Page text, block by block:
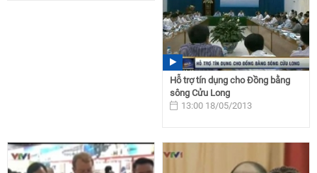
Hỗ trợ tín dụng cho Đồng bằng
sông Cửu Long
13:00 18/05/2013